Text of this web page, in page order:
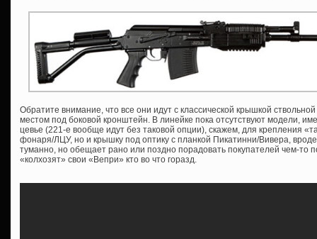
Обратите внимание, что все они идут с классической крышкой
местом под боковой кронштейн. В линейке пока отсутствуют модели,
цевье (221-е вообще идут без таковой опции), скажем, для крепления
фонаря/ЛЦУ, но и крышку под оптику с планкой Пикатинни/Вивера,
туманно, но обещает рано или поздно порадовать покупателей чем-то
«колхозят» свои «Вепри» кто во что горазд.